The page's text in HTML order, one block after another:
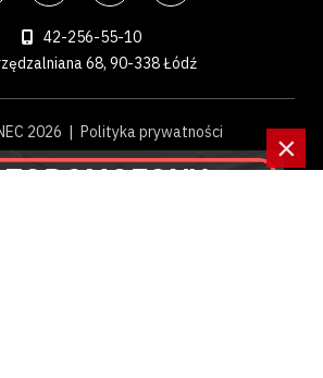
×
42-256-55-10
68, 90-338 Łódź
2026 | Polityka prywatności